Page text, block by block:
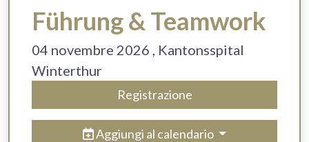
Führung & Teamwork
04 novembre 2026
, Kantonsspital
Winterthur
Registrazione
Aggiungi al calendario